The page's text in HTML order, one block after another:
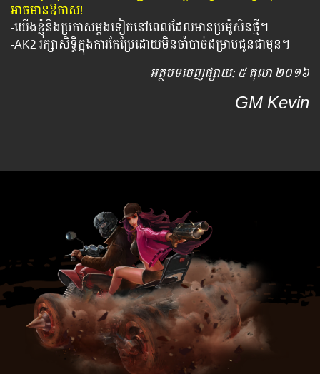
អាចមាន​ឱកាស!
-​យើងខ្ញុំនឹងប្រកាសម្តងទៀតនៅពេលដែលមានប្រម៉ូសិនថ្មី។
-AK2 រក្សាសិទ្ធិក្នុងការកែប្រែដោយមិនចាំបាច់ជម្រាបជូនជាមុន។
អត្ថបទ​ចេញ​ផ្សាយ​: ៥ តុលា ២០១៦
GM Kevin